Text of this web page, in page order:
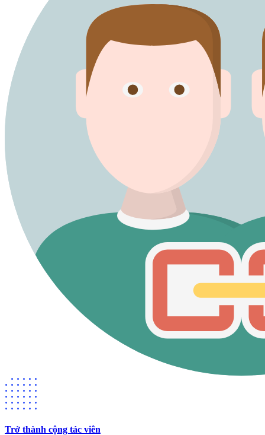
Trở thành cộng tác viên